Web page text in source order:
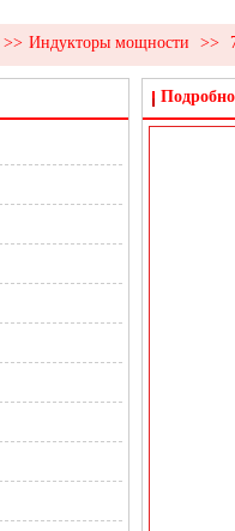
>> Индукторы мощности >>